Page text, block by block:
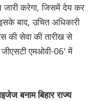
करेगा, जिसमें देय कर
इसके बाद, उचित अधिकारी
की सेवा की तारीख से
जीएसटी एमओवी-06' में
बनाम बिहार राज्य